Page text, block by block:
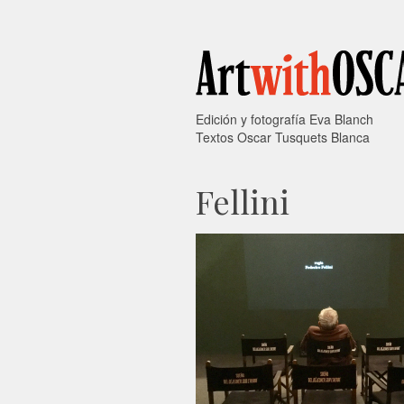
Edición y fotografía Eva Blanch
Textos Oscar Tusquets Blanca
Fellini